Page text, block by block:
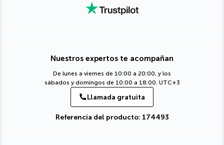
Nuestros expertos te acompañan
De lunes a viernes de 10:00 a 20:00, y los
sábados y domingos de 10:00 a 18:00. UTC+3
Llamada gratuita
Referencia del producto: 174493